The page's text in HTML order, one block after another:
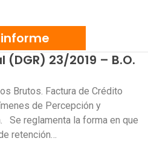
23/2019 – B.O.
Brutos. Factura de Crédito
de Percepción y
Se reglamenta la forma en que
retención…